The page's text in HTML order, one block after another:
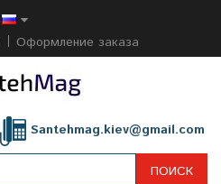
Оформление заказа
Santehmag.kiev@gmail.com
ПОИСК